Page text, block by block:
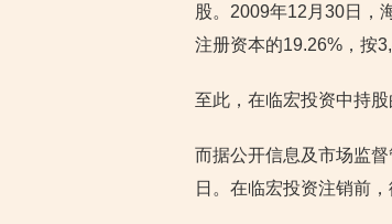
股。2009年12月30日，
注册资本的19.26%，按
至此，在临宏投资中持
而据公开信息及市场监
日。在临宏投资注销前